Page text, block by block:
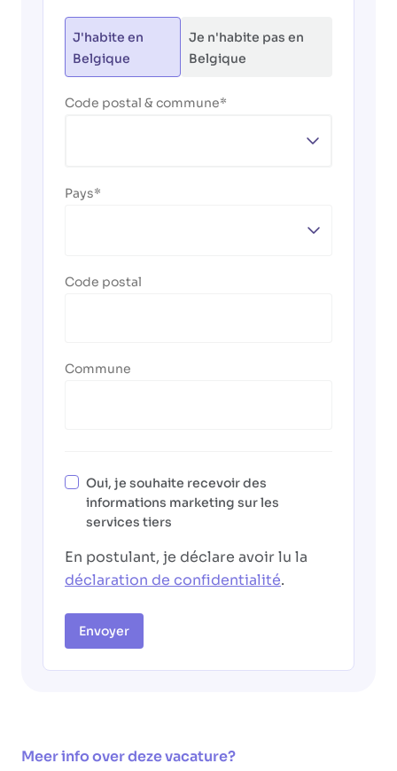
J'habite en
Belgique
Je n'habite pas en
Belgique
Code postal & commune
Pays
Code postal
Commune
Oui, je souhaite recevoir des
informations marketing sur les
services tiers
En postulant, je déclare avoir lu la
déclaration de confidentialité.
Envoyer
Meer info over deze vacature?